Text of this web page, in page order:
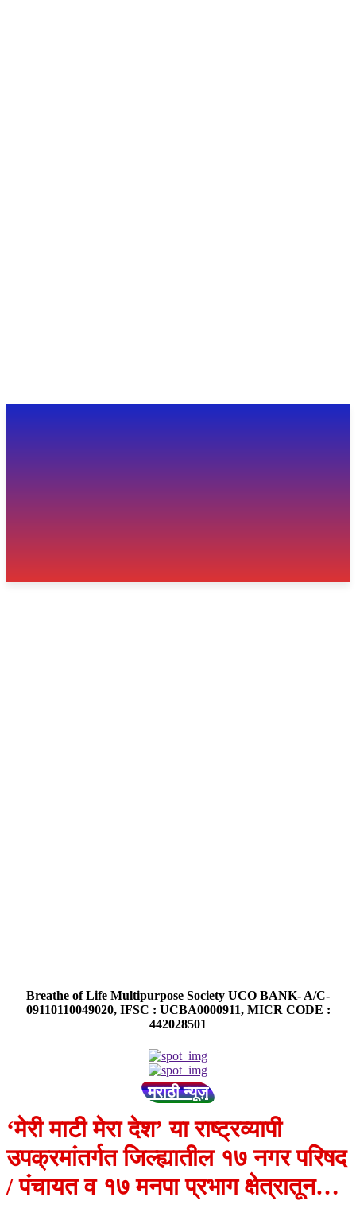
Breathe of Life Multipurpose Society UCO BANK- A/C-
09110110049020, IFSC : UCBA0000911, MICR CODE :
442028501
मराठी न्यूज़
‘मेरी माटी मेरा देश’ या राष्ट्रव्यापी
उपक्रमांतर्गत जिल्ह्यातील १७ नगर परिषद
/ पंचायत व १७ मनपा प्रभाग क्षेत्रातून…